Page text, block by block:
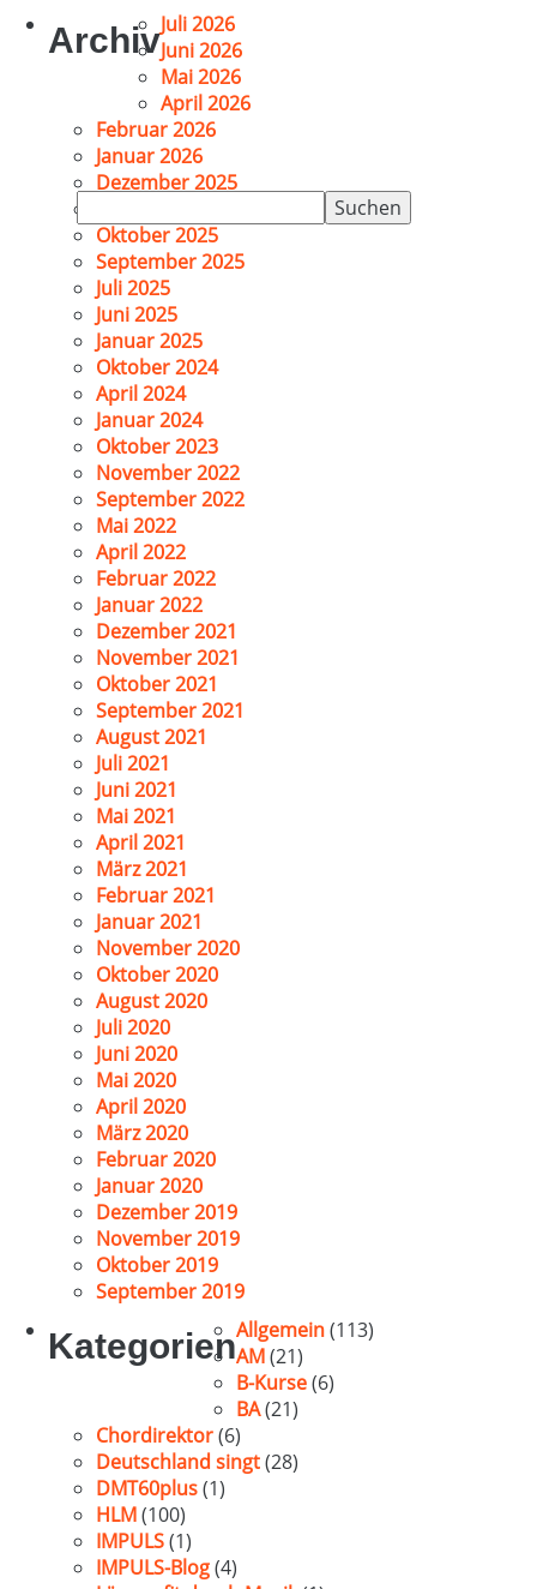
Suchen
nach:
ArchivJuli 2026
Juni 2026
Mai 2026
April 2026
Februar 2026
Januar 2026
Dezember 2025
Oktober 2025
September 2025
Juli 2025
Juni 2025
Januar 2025
Oktober 2024
April 2024
Januar 2024
Oktober 2023
November 2022
September 2022
Mai 2022
April 2022
Februar 2022
Januar 2022
Dezember 2021
November 2021
Oktober 2021
September 2021
August 2021
Juli 2021
Juni 2021
Mai 2021
April 2021
März 2021
Februar 2021
Januar 2021
November 2020
Oktober 2020
August 2020
Juli 2020
Juni 2020
Mai 2020
April 2020
März 2020
Februar 2020
Januar 2020
Dezember 2019
November 2019
Oktober 2019
September 2019
KategorienAllgemein(113)
AM(21)
B-Kurse(6)
BA(21)
Chordirektor(6)
Deutschland singt(28)
DMT60plus(1)
HLM(100)
IMPULS(1)
IMPULS-Blog(4)